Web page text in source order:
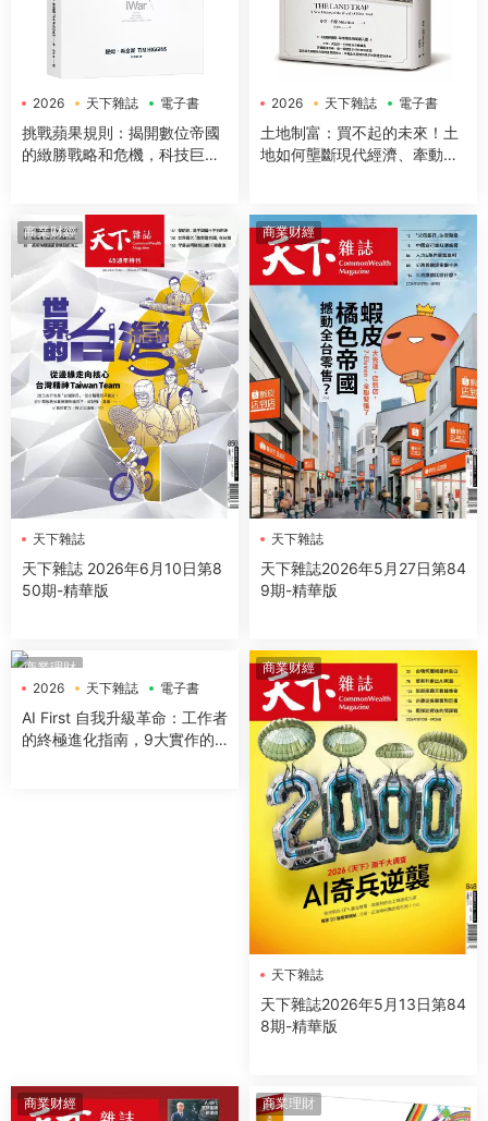
2026 天下雜誌 電子書
挑戰蘋果規則：揭開數位帝國
的緻勝戰略和危機，科技巨頭
2026 天下雜誌 電子書
土地制富：買不起的未來！土
地如何壟斷現代經濟、牽動地
商業财經
天下雜誌
天下雜誌 2026年6月10日第8
50期-精華版
商業财經
天下雜誌
天下雜誌2026年5月27日第84
9期-精華版
商業理財
2026
天下雜誌 電子書
AI First 自我升級革命：工作者
的終極進化指南，9大實作的
商業财經
天下雜誌
天下雜誌2026年5月13日第84
8期-精華版
商業财經 商業理財